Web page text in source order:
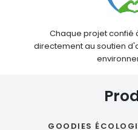
Chaque projet confié
directement au soutien
GOODIES